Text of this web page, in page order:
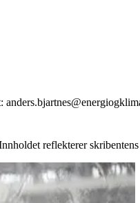
reflekterer skribentens